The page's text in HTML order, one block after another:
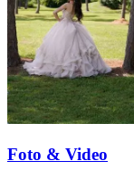
Foto & Video